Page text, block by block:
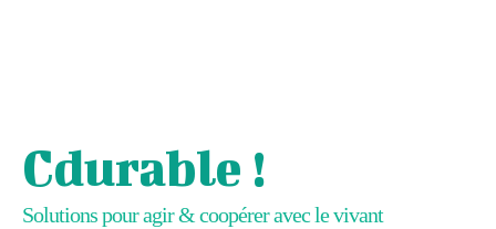
Cdurable !
Solutions pour agir & coopérer avec le vivant